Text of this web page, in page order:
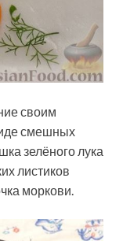
своим
смешных
зелёного лука
листиков
моркови.